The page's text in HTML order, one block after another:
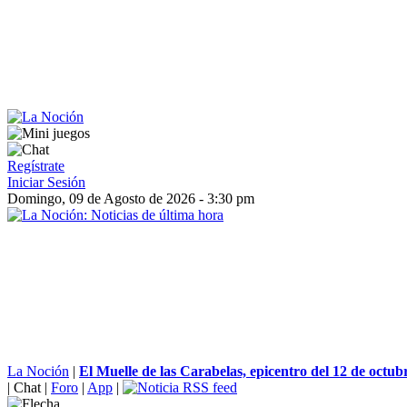
Regístrate
Iniciar Sesión
Domingo, 09 de Agosto de 2026 - 3:30 pm
La Noción | El Muelle de las Carabelas, epicentro del 12 de
| Chat | Foro | App |